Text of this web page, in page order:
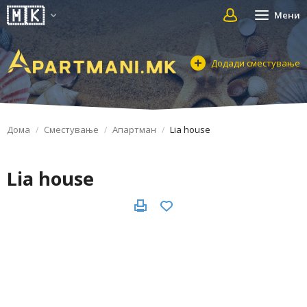
Мени
Додади сместување
Дома Сместување Апартман Lia house
Lia house